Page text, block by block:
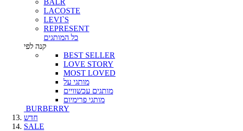
LACOSTE
LEVI`S
REPRESENT
כל המותגים
קנה לפי
BEST SELLER
LOVE STORY
MOST LOVED
מותגי על
מותגים עכשוויים
מותגי פרימיום
BURBERRY
חדש
SALE